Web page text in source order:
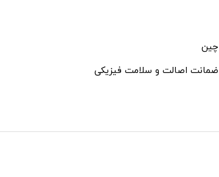
چین
ضمانت اصالت و سلامت فیزیکی